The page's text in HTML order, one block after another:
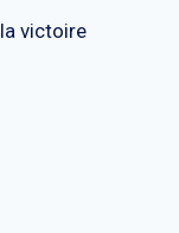
victoire